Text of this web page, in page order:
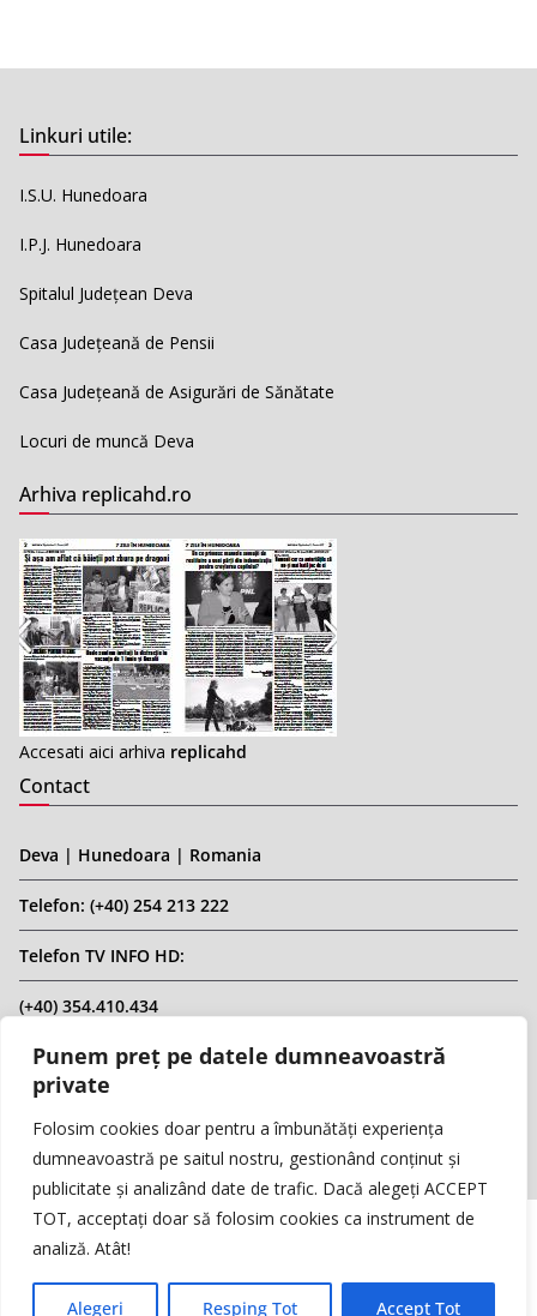
Punem preț pe datele dumneavoastră
private
Folosim cookies doar pentru a îmbunătăți experiența
dumneavoastră pe saitul nostru, gestionând conținut și
publicitate și analizând date de trafic. Dacă alegeți ACCEPT
TOT, acceptați doar să folosim cookies ca instrument de
analiză. Atât!
Alegeri Resping Tot Accept Tot
Linkuri utile:
I.S.U. Hunedoara
I.P.J. Hunedoara
Spitalul Județean Deva
Casa Județeană de Pensii
Casa Județeană de Asigurări de Sănătate
Locuri de muncă Deva
Arhiva replicahd.ro
Accesati aici arhiva replicahd
Contact
Deva | Hunedoara | Romania
Telefon: (+40) 254 213 222
Telefon TV INFO HD:
(+40) 354.410.434
Email: infohd20@gmail.com
Website: www.replicahd.ro